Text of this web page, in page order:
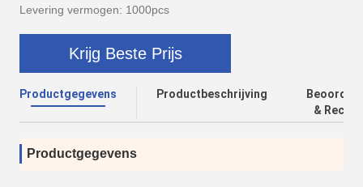
Levering vermogen: 1000pcs
Krijg Beste Prijs
Productgegevens Productbeschrijving
&
Productgegevens